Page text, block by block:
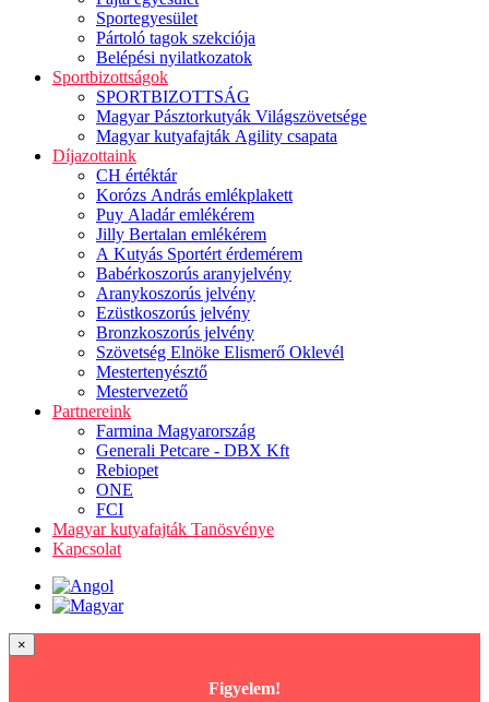
Sportegyesület
Pártoló tagok szekciója
Belépési nyilatkozatok
Sportbizottságok
SPORTBIZOTTSÁG
Magyar Pásztorkutyák Világszövetsége
Magyar kutyafajták Agility csapata
Díjazottaink
CH értéktár
Korózs András emlékplakett
Puy Aladár emlékérem
Jilly Bertalan emlékérem
A Kutyás Sportért érdemérem
Babérkoszorús aranyjelvény
Aranykoszorús jelvény
Ezüstkoszorús jelvény
Bronzkoszorús jelvény
Szövetség Elnöke Elismerő Oklevél
Mestertenyésztő
Mestervezető
Partnereink
Farmina Magyarország
Generali Petcare - DBX Kft
Rebiopet
ONE
FCI
Magyar kutyafajták Tanösvénye
Kapcsolat
×
Figyelem!